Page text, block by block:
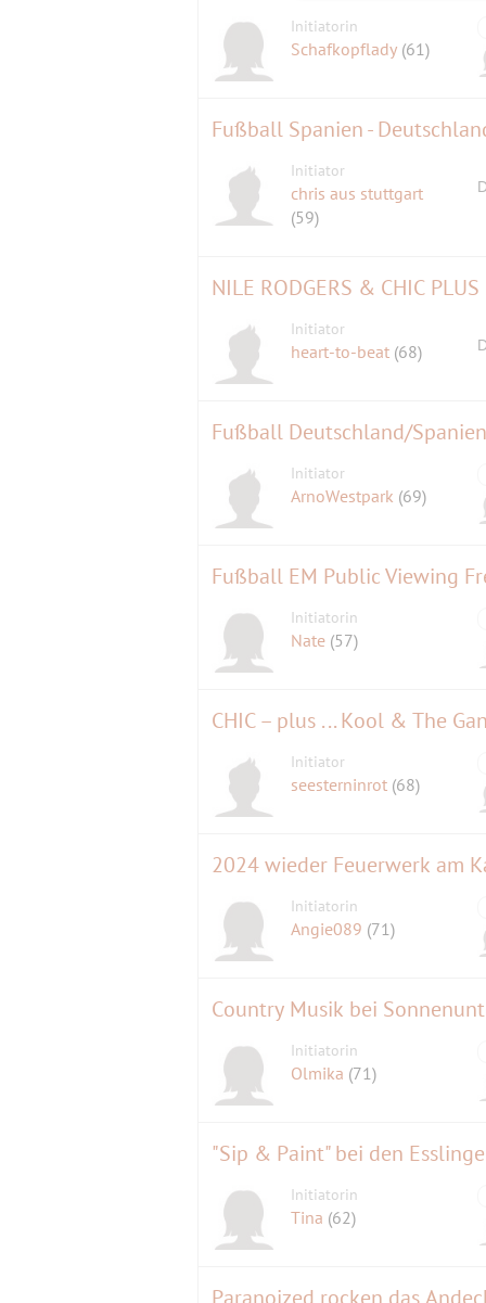
Initiatorin
Schafkopflady (61)
Fußball Spanien -
Initiator
chris aus stuttgart
(59)
NILE RODGERS & CHIC
Initiator
heart-to-beat (68)
Fußball Deutschland/Spanien
Initiator
ArnoWestpark (69)
Fußball EM Public Viewing
Initiatorin
Nate (57)
CHIC – plus ... Kool & The
Initiator
seesterninrot (68)
2024 wieder Feuerwerk am
Initiatorin
Angie089 (71)
Country Musik bei
Initiatorin
Olmika (71)
"Sip & Paint" bei den
Initiatorin
Tina (62)
Paranoized rocken das